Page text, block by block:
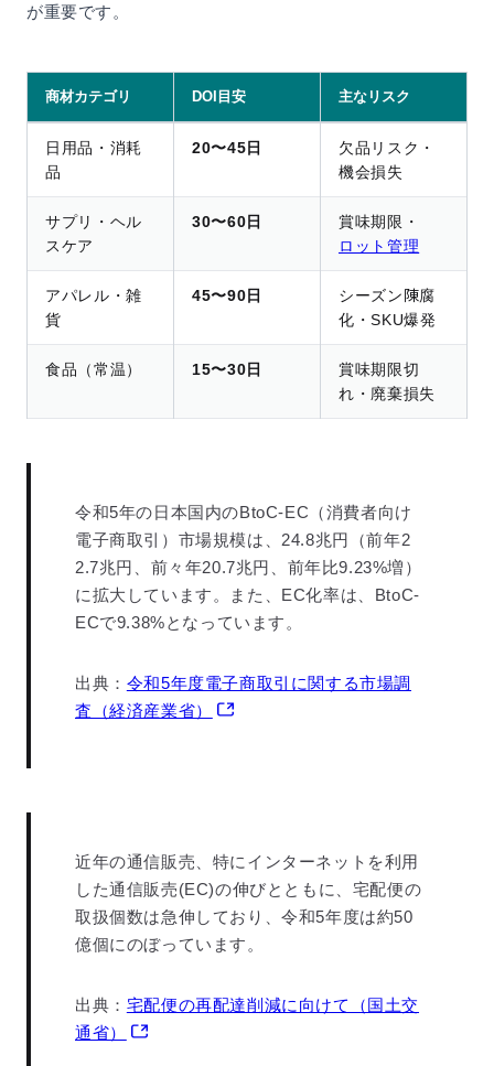
が重要です。
商材カテゴリ DOI目安 主なリスク
日用品・消耗
品
20〜45日
欠品リスク・
機会損失
サプリ・ヘル
スケア
30〜60日
賞味期限・
ロット管理
アパレル・雑
貨
45〜90日
シーズン陳腐
化・SKU爆発
食品（常温） 15〜30日
賞味期限切
れ・廃棄損失
令和5年の日本国内のBtoC-EC（消費者向け
電子商取引）市場規模は、24.8兆円（前年2
2.7兆円、前々年20.7兆円、前年比9.23%増）
に拡大しています。また、EC化率は、BtoC-
ECで9.38%となっています。
出典： 令和5年度電子商取引に関する市場調
査（経済産業省）
近年の通信販売、特にインターネットを利用
した通信販売(EC)の伸びとともに、宅配便の
取扱個数は急伸しており、令和5年度は約50
億個にのぼっています。
出典： 宅配便の再配達削減に向けて（国土交
通省）